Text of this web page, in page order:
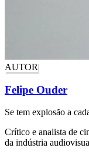
AUTOR
Felipe Ouder
Se tem explosão a
Crítico e analista de
da indústria